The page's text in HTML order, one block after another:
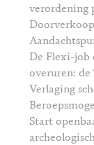
verordening
De Flexi-job
overuren: de
Verlaging
Start